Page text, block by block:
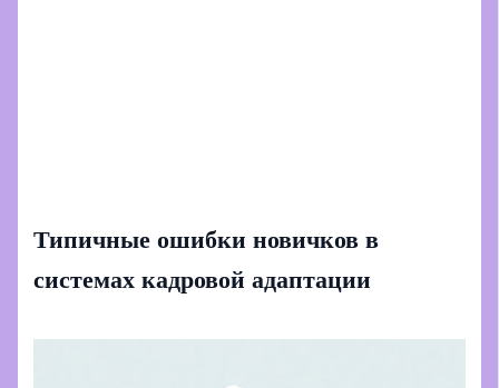
Типичные ошибки новичков в
системах кадровой адаптации